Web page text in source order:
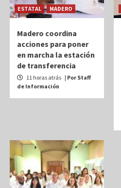
ESTATAL MADERO
Madero coordina
acciones para poner
en marcha la estación
de transferencia
11 horas atrás | Por Staff
de Información